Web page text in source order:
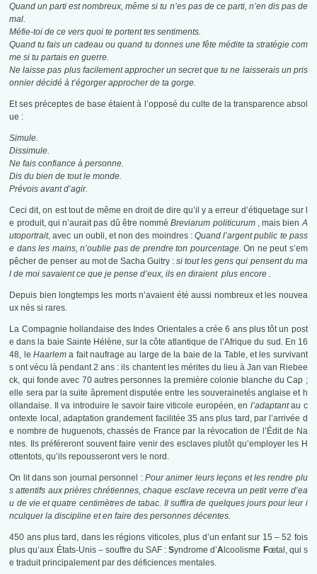
Quand un parti est nombreux, même si tu n’es pas de ce parti, n’en dis pas de
mal.
Méfie-toi de ce vers quoi te portent tes sentiments.
Quand tu fais un cadeau ou quand tu donnes une fête médite ta stratégie com
me si tu partais en guerre.
Ne laisse pas plus facilement approcher un secret que tu ne laisserais un pris
onnier décidé à t’égorger approcher de ta gorge.
Et ses préceptes de base étaient à l’opposé du culte de la transparence absol
ue :
Simule.
Dissimule.
Ne fais confiance à personne.
Dis du bien de tout le monde.
Prévois avant d’agir.
Ceci dit, on est tout de même en droit de dire qu’il y a erreur d’étiquetage sur l
e produit, qui n’aurait pas dû être nommé Breviarum politicurum, mais bienA
utoportrait, avec un oubli, et non des moindres : Quand l’argent public te pass
e dans les mains, n’oublie pas de prendre ton pourcentage. On ne peut s’em
pêcher de penser au mot de Sacha Guitry : si tout les gens qui pensent du ma
l de moi savaient ce que je pense d’eux, ils en diraient plus encore .
Depuis bien longtemps les morts n’avaient été aussi nombreux et les nouvea
ux nés si rares.
La Compagnie hollandaise des Indes Orientales a crée 6 ans plus tôt un post
e dans la baie Sainte Hélène, sur la côte atlantique de l’Afrique du sud. En 16
48, le Haarlema fait naufrage au large de la baie de la Table, et les survivant
s ont vécu là pendant 2 ans : ils chantent les mérites du lieu à Jan van Riebee
ck, qui fonde avec 70 autres personnes la première colonie blanche du Cap ;
elle sera par la suite âprement disputée entre les souverainetés anglaise et h
ollandaise. Il va introduire le savoir faire viticole européen, en l’adaptantau c
ontexte local, adaptation grandement facilitée 35 ans plus tard, par l’arrivée d
e nombre de huguenots, chassés de France par la révocation de l’Édit de Na
ntes. Ils préféreront souvent faire venir des esclaves plutôt qu’employer les H
ottentots, qu’ils repousseront vers le nord.
On lit dans son journal personnel : Pour animer leurs leçons et les rendre plu
s attentifs aux prières chrétiennes, chaque esclave recevra un petit verre d’ea
u de vie et quatre centimètres de tabac. Il suffira de quelques jours pour leur i
nculquer la discipline et en faire des personnes décentes.
450 ans plus tard, dans les régions viticoles, plus d’un enfant sur 15 – 52 fois
plus qu’aux États-Unis – souffre du SAF :Syndrome d’A lcoolisme Fœtal, qui s
e traduit principalement par des déficiences mentales.